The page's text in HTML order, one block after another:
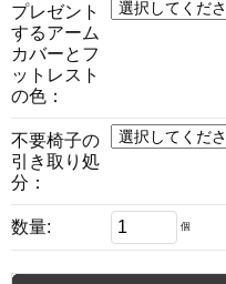
プレゼント
するアーム
カバーとフ
ットレスト
の色：
不要椅子の
引き取り処
分：
数量: 個